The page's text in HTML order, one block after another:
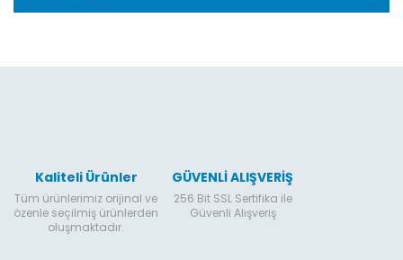
Kaliteli Ürünler
Tüm ürünlerimiz orijinal ve
özenle seçilmiş ürünlerden
oluşmaktadır.
GÜVENLİ ALIŞVERİŞ
256 Bit SSL Sertifika ile
Güvenli Alışveriş